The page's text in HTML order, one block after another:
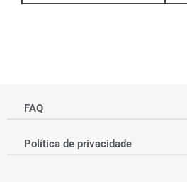
FAQ
Política de privacidade